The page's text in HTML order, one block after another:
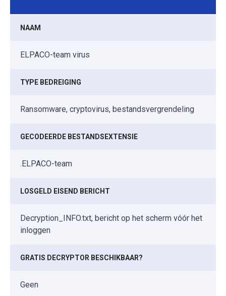
NAAM
ELPACO-team virus
TYPE BEDREIGING
Ransomware, cryptovirus, bestandsvergrendeling
GECODEERDE BESTANDSEXTENSIE
.ELPACO-team
LOSGELD EISEND BERICHT
Decryption_INFO.txt, bericht op het scherm vóór het
inloggen
GRATIS DECRYPTOR BESCHIKBAAR?
Geen